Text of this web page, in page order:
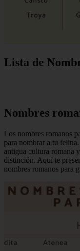
Lista de
Nombres
Los nombres romanos
para nombrar a tu
antigua cultura romana
distinción. Aquí te
nombres romanos para